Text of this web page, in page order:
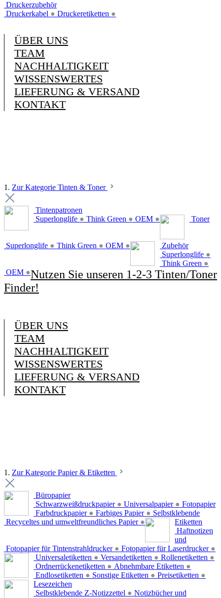
Druckerzubehör
Druckerkabel ● Druckeretiketten ●
ÜBER UNS
TEAM
NACHHALTIGKEIT
WISSENSWERTES
LIEFERUNG & VERSAND
KONTAKT
1. Zur Kategorie Tinten & Toner
Tintenpatronen
Superlonglife ● Think Green ● OEM ● Toner
Superlonglife ● Think Green ● OEM ●
Zubehör
Superlonglife ●
Think Green ●
OEM ●Nutzen Sie unseren 1-2-3 Tinten/Toner
Finder!
ÜBER UNS
TEAM
NACHHALTIGKEIT
WISSENSWERTES
LIEFERUNG & VERSAND
KONTAKT
1. Zur Kategorie Papier & Etiketten
Büropapier
Schwarzweißdruckpapier ● Universalpapier ●
Farbdruckpapier ● Farbiges Papier ●
Recyceltes und umweltfreundliches Papier ●
Fotopapier
Fotopapier für Tintenstrahldrucker ● Fotopapier für Laserdrucker ●
Selbstklebende
Etiketten
Universaletiketten ● Versandetiketten ● Rollenetiketten ●
Ordnerrückenetiketten ● Abnehmbare Etiketten ●
Endlosetiketten ● Sonstige Etiketten ● Preisetiketten ●
Haftnotizen
und
Lesezeichen
Selbstklebende Z-Notizzettel ● Notizbücher und